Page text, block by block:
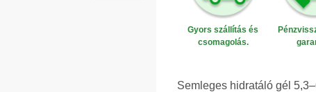
Gyors szállítás és
csomagolás.
Semleges hidratáló gél